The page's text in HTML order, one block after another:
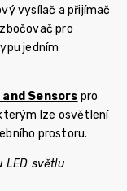
vysílač a přijímač
pro
jedním
Sensors pro
lze osvětlení
prostoru.
LED světlu